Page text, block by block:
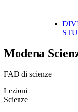
Modena
FAD di scienze
Lezioni
Scienze